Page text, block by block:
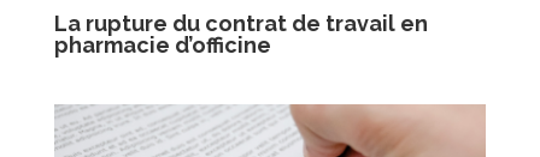
La rupture du contrat de travail en
pharmacie d’officine